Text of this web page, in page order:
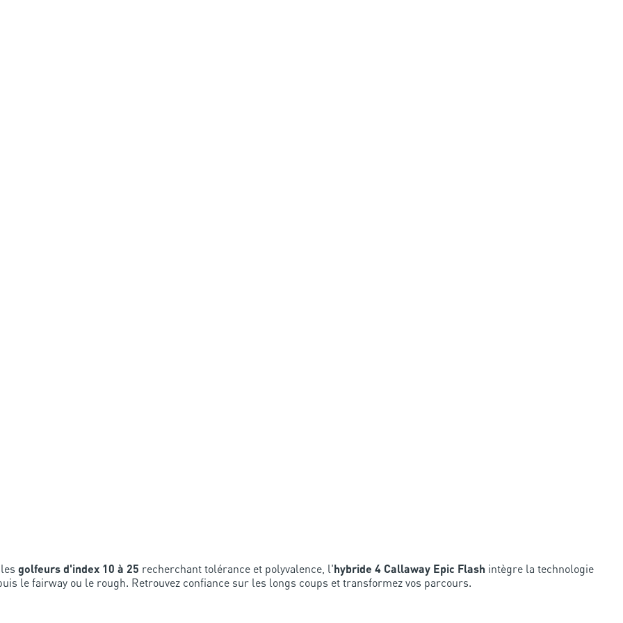
golfeurs d'index 10 à 25 recherchant tolérance et polyvalence, l'hybride 4 Callaway Epic Flash intègre la technologie
le fairway ou le rough. Retrouvez confiance sur les longs coups et transformez vos parcours.